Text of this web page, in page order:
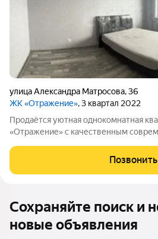
улица Александра Матросова,36
ЖК «Отражение», 3 квартал 2022
Продаётся уютная однокомнатная
«Отражение» с качественным
практичный кварцвинил на полу.
отделан кафелем. Район с развитой
Позвонить
Сохраняйте поиск и
новые объявления